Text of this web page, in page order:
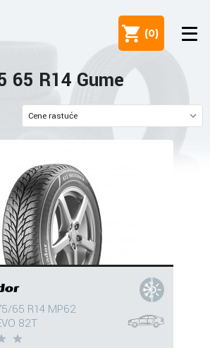
(0)
65 R14 Gume
65 R14 MP62
82T